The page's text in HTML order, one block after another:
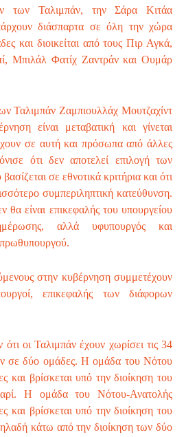
των Ταλιμπάν, την Σάρα Κιτάα
διάσπαρτα σε όλη την χώρα
και διοικείται από τους Πιρ Αγκά,
Μπιλάλ Φατίχ Ζαντράν και Ουμάρ
Ταλιμπάν Ζαμπιουλλάχ Μουτζαχίντ
είναι μεταβατική και γίνεται
σε αυτή και πρόσωπα από άλλες
ότι δεν αποτελεί επιλογή των
σε εθνοτικά κριτήρια και ότι
συμπεριληπτική κατεύθυνση.
θα είναι επικεφαλής του υπουργείου
αλλά υφυπουργός και
στην κυβέρνηση συμμετέχουν
επικεφαλής των διάφορων
οι Ταλιμπάν έχουν χωρίσει τις 34
σε δύο ομάδες. Η ομάδα του Νότου
και βρίσκεται υπό την διοίκηση του
Η ομάδα του Νότου-Ανατολής
και βρίσκεται υπό την διοίκηση του
κάτω από την διοίκηση των δύο